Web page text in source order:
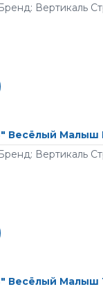
Вертикаль
Весёлый Малыш
Вертикаль
Весёлый Малыш